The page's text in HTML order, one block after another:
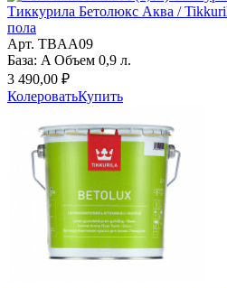
Тиккурила Бетолюкс Аква /
пола
Арт. TBAA09
База: A Объем 0,9 л.
3 490,00 ₽
КолероватьКупить